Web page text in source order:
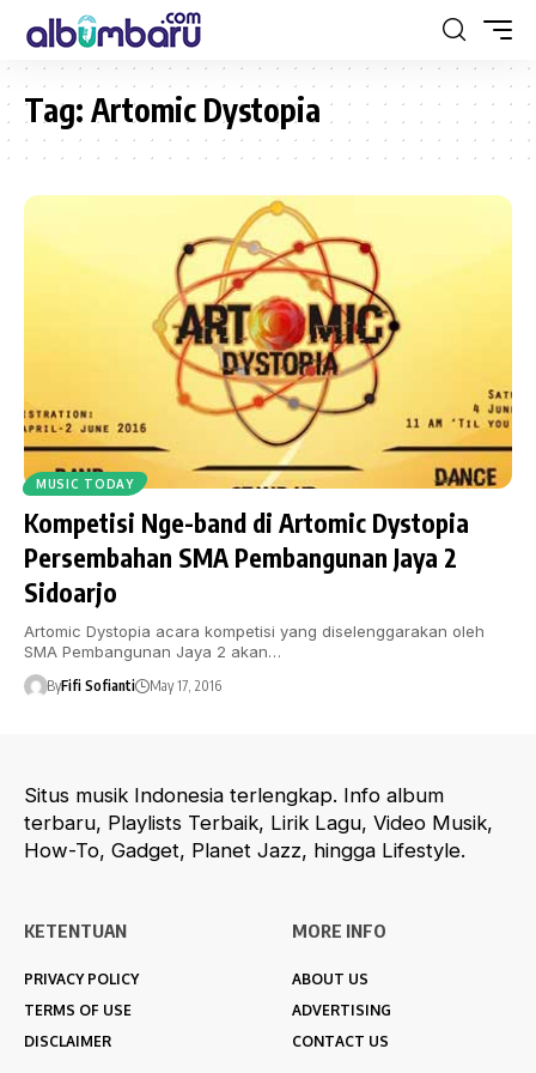
Tag: Artomic Dystopia
MUSIC TODAY
Kompetisi Nge-band di Artomic Dystopia
Persembahan SMA Pembangunan Jaya 2
Sidoarjo
Artomic Dystopia acara kompetisi yang diselenggarakan oleh
SMA Pembangunan Jaya 2 akan…
ByFifi Sofianti May 17, 2016
Situs musik Indonesia terlengkap. Info album
terbaru, Playlists Terbaik, Lirik Lagu, Video Musik,
How-To, Gadget, Planet Jazz, hingga Lifestyle.
KETENTUAN
PRIVACY POLICY
TERMS OF USE
DISCLAIMER
MORE INFO
ABOUT US
ADVERTISING
CONTACT US